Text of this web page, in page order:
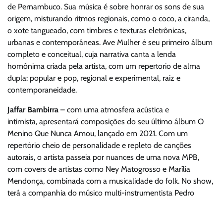
de Pernambuco. Sua música é sobre honrar os sons de sua
origem, misturando ritmos regionais, como o coco, a ciranda,
o xote tangueado, com timbres e texturas eletrônicas,
urbanas e contemporâneas. Ave Mulher é seu primeiro álbum
completo e conceitual, cuja narrativa canta a lenda
homônima criada pela artista, com um repertorio de alma
dupla: popular e pop, regional e experimental, raiz e
contemporaneidade.
Jaffar Bambirra – com uma atmosfera acústica e
intimista, apresentará composições do seu último álbum O
Menino Que Nunca Amou, lançado em 2021. Com um
repertório cheio de personalidade e repleto de canções
autorais, o artista passeia por nuances de uma nova MPB,
com covers de artistas como Ney Matogrosso e Marília
Mendonça, combinada com a musicalidade do folk. No show,
terá a companhia do músico multi-instrumentista Pedro